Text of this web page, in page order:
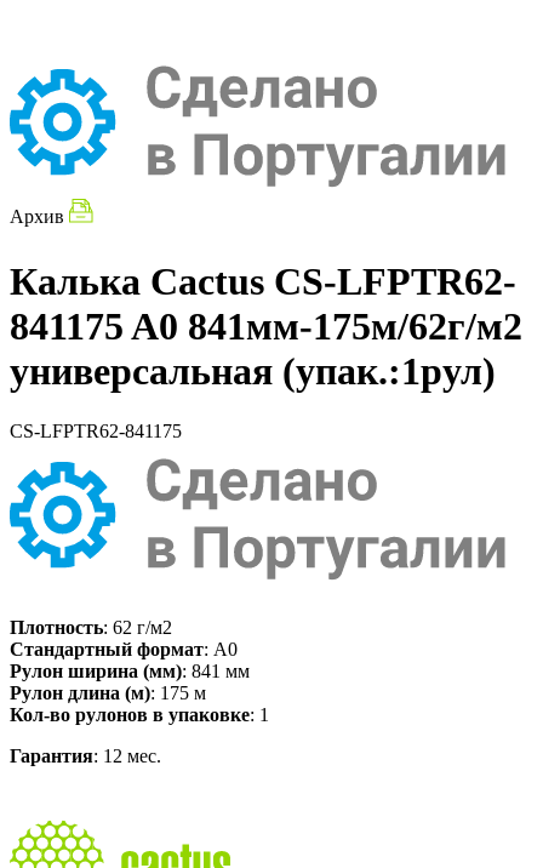
Архив
Калька Cactus CS-LFPTR62-
841175 A0 841мм-175м/62г/м2
универсальная (упак.:1рул)
CS-LFPTR62-841175
Плотность: 62 г/м2
Стандартный формат: A0
Рулон ширина (мм): 841 мм
Рулон длина (м): 175 м
Кол-во рулонов в упаковке: 1
Гарантия: 12 мес.